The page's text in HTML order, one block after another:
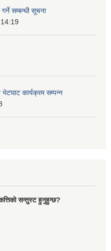
सम्बन्धी सूचना
भेटघाट कार्यक्रम सम्पन्न
सन्तुस्ट हुनुहुन्छ?